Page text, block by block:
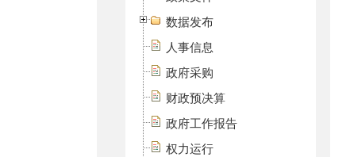
数据发布
人事信息
政府采购
财政预决算
政府工作报告
权力运行